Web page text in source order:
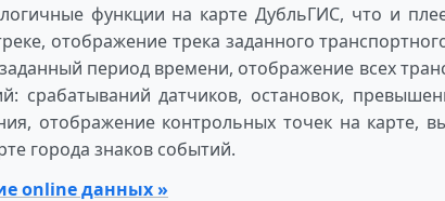
функции на карте ДубльГИС, что и
отображение трека заданного
период времени, отображение всех
срабатываний датчиков, остановок,
отображение контрольных точек на карте,
города знаков событий.
online данных »